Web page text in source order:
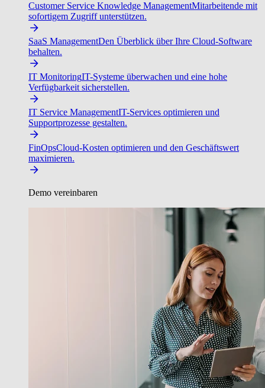
Customer Service Knowledge ManagementMitarbeitende mit
sofortigem Zugriff unterstützen.
SaaS ManagementDen Überblick über Ihre Cloud-Software
behalten.
IT MonitoringIT-Systeme überwachen und eine hohe
Verfügbarkeit sicherstellen.
IT Service ManagementIT-Services optimieren und
Supportprozesse gestalten.
FinOpsCloud-Kosten optimieren und den Geschäftswert
maximieren.
Demo vereinbaren